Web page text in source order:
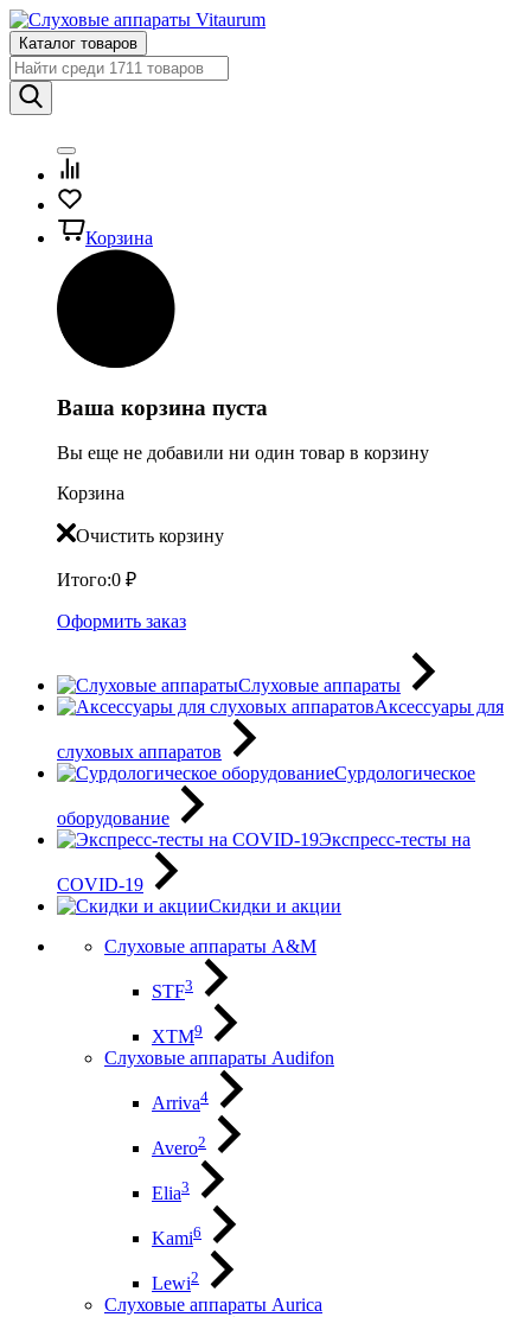
Каталог товаров
Корзина
Ваша корзина пуста
Вы еще не добавили ни один товар в корзину
Корзина
Очистить корзину
Итого:0 ₽
Оформить заказ
Слуховые аппараты
Аксессуары для
слуховых аппаратов
Сурдологическое
оборудование
Экспресс-тесты на
COVID-19
Скидки и акции
Слуховые аппараты A&M
STF3
XTM9
Слуховые аппараты Audifon
Arriva4
Avero2
Elia3
Kami6
Lewi2
Слуховые аппараты Aurica